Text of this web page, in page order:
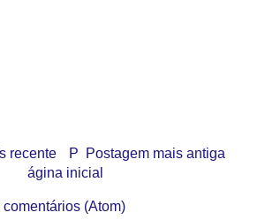
recente Postagem mais antiga
P
ágina inicial
comentários (Atom)